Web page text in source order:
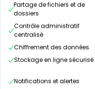
Partage de fichiers et de
dossiers
Contrôle administratif
centralisé
Chiffrement des données
Stockage en ligne sécurisé
Notifications et alertes